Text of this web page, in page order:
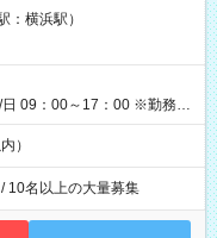
（休憩1時間） 時給1,300円
日の役割により時給＋100
（休憩なし） 時給1,300
円＋交通費 【試用期
：横浜駅）
日 09：00～17：00 ※勤務時
）
10名以上の大量募集